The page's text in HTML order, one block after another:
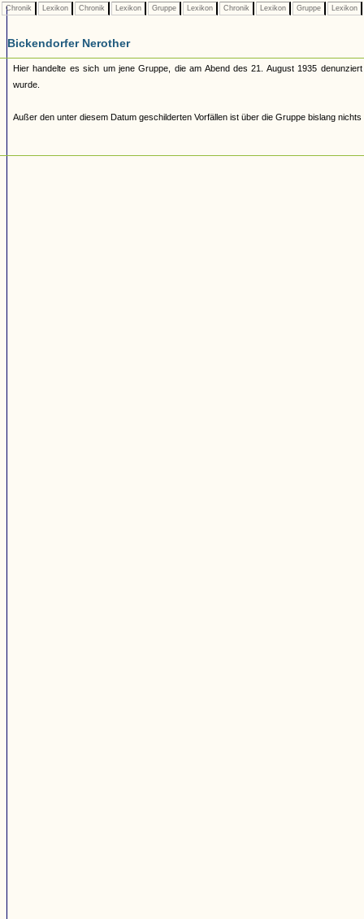
Chronik Lexikon Chronik Lexikon Gruppe Lexikon Chronik Lexikon Gruppe Lexikon
Bickendorfer Nerother
Hier handelte es sich um jene Gruppe, die am Abend des 21. August 1935
wurde.
Außer den unter diesem Datum geschilderten Vorfällen ist über die Gruppe bislang nichts